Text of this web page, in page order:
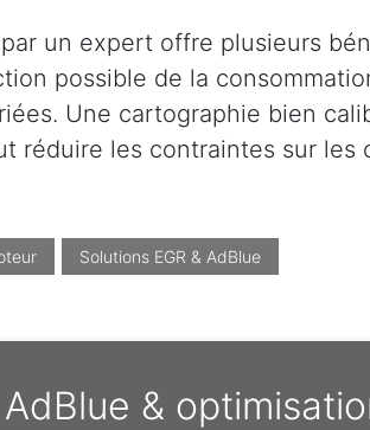
un expert offre plusieurs
possible de la
Une cartographie bien
réduire les contraintes sur les
Solutions EGR & AdBlue
&